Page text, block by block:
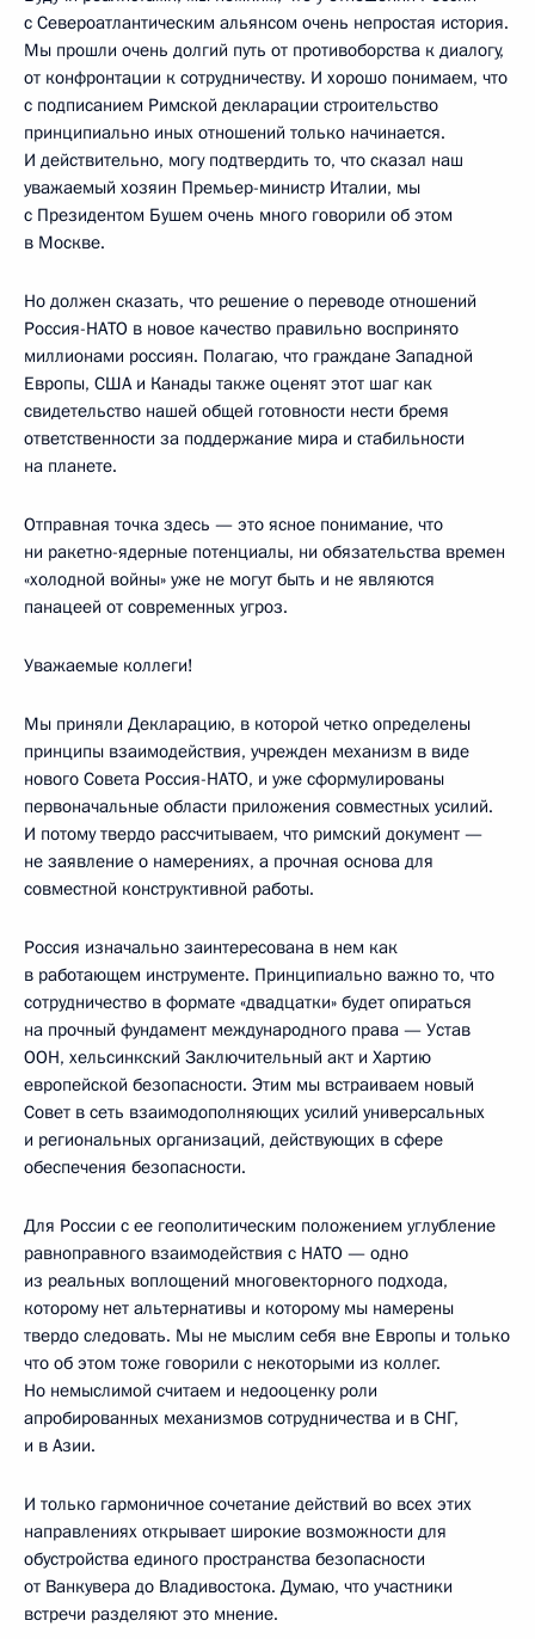
с Североатлантическим альянсом очень непростая история.
Мы прошли очень долгий путь от противоборства к диалогу,
от конфронтации к сотрудничеству. И хорошо понимаем, что
с подписанием Римской декларации строительство
принципиально иных отношений только начинается.
И действительно, могу подтвердить то, что сказал наш
уважаемый хозяин Премьер-министр Италии, мы
с Президентом Бушем очень много говорили об этом
в Москве.
Но должен сказать, что решение о переводе отношений
Россия-НАТО в новое качество правильно воспринято
миллионами россиян. Полагаю, что граждане Западной
Европы, США и Канады также оценят этот шаг как
свидетельство нашей общей готовности нести бремя
ответственности за поддержание мира и стабильности
на планете.
Отправная точка здесь — это ясное понимание, что
ни ракетно-ядерные потенциалы, ни обязательства времен
«холодной войны» уже не могут быть и не являются
панацеей от современных угроз.
Уважаемые коллеги!
Мы приняли Декларацию, в которой четко определены
принципы взаимодействия, учрежден механизм в виде
нового Совета Россия-НАТО, и уже сформулированы
первоначальные области приложения совместных усилий.
И потому твердо рассчитываем, что римский документ —
не заявление о намерениях, а прочная основа для
совместной конструктивной работы.
Россия изначально заинтересована в нем как
в работающем инструменте. Принципиально важно то, что
сотрудничество в формате «двадцатки» будет опираться
на прочный фундамент международного права — Устав
ООН, хельсинкский Заключительный акт и Хартию
европейской безопасности. Этим мы встраиваем новый
Совет в сеть взаимодополняющих усилий универсальных
и региональных организаций, действующих в сфере
обеспечения безопасности.
Для России с ее геополитическим положением углубление
равноправного взаимодействия с НАТО — одно
из реальных воплощений многовекторного подхода,
которому нет альтернативы и которому мы намерены
твердо следовать. Мы не мыслим себя вне Европы и только
что об этом тоже говорили с некоторыми из коллег.
Но немыслимой считаем и недооценку роли
апробированных механизмов сотрудничества и в СНГ,
и в Азии.
И только гармоничное сочетание действий во всех этих
направлениях открывает широкие возможности для
обустройства единого пространства безопасности
от Ванкувера до Владивостока. Думаю, что участники
встречи разделяют это мнение.